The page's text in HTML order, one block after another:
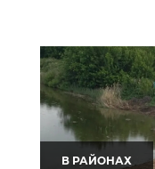
В РАЙОНАХ